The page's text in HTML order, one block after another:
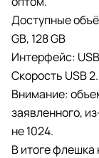
Доступные
GB, 128 GB
Интерфейс:
Скорость USB
Внимание:
заявленного,
не 1024.
В итоге флешка